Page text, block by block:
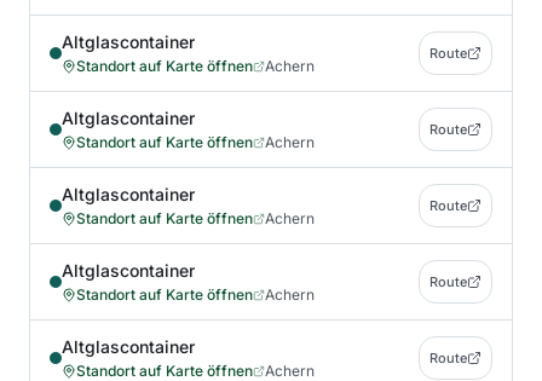
Altglascontainer
Standort auf Karte öffnen Achern
Route
Altglascontainer
Standort auf Karte öffnen Achern
Route
Altglascontainer
Standort auf Karte öffnen Achern
Route
Altglascontainer
Standort auf Karte öffnen Achern
Route
Altglascontainer
Standort auf Karte öffnen Achern
Route